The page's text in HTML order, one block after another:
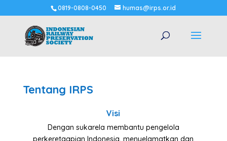
0819-0808-0450 humas@irps.or.id
Tentang IRPS
Visi
Dengan sukarela membantu pengelola
perkeretaapian Indonesia, menyelamatkan dan